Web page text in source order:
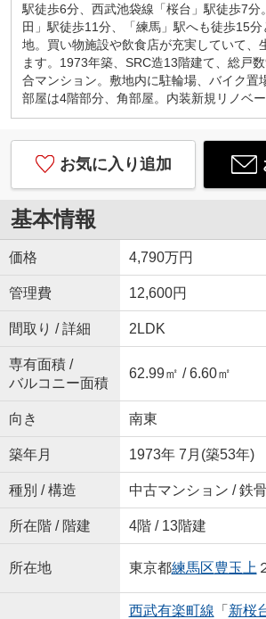
駅徒歩6分、西武池袋線「桜台」駅徒歩7分
田」駅徒歩11分、「練馬」駅へも徒歩15
地。買い物施設や飲食店が充実していて、
ます。1973年築、SRC造13階建て、総戸
合マンション。敷地内に駐輪場、バイク置
部屋は4階部分、角部屋。内装新規リノベー
お気に入り追加
基本情報
価格 4,790万円
管理費 12,600円
間取り / 詳細 2LDK
専有面積 /
バルコニー面積
62.99㎡ / 6.60㎡
向き 南東
築年月 1973年 7月(築53年)
種別 / 構造 中古マンション / 鉄
所在階 / 階建 4階 / 13階建
所在地 東京都練馬区豊玉上
西武有楽町線 「 新桜